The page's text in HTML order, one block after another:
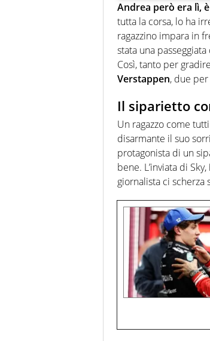
Andrea però era lì,
tutta la corsa, lo ha
ragazzino impara in
stata una
Così, tanto per
Verstappen, due
Il siparietto
Un ragazzo come
disarmante il suo
protagonista di un
bene. L’inviata di Sky,
giornalista ci